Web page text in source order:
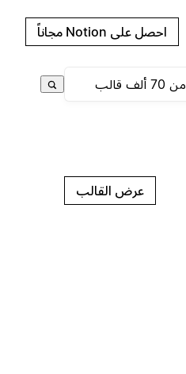
احصل على Notion مجاناً
عرض القالب